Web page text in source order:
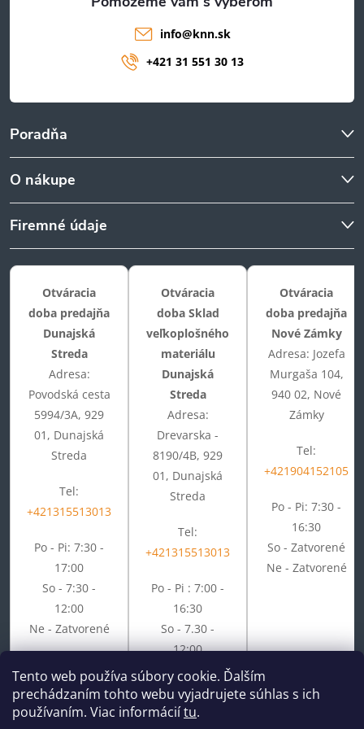
Tento web používa súbory cookie. Ďalším
prechádzaním tohto webu vyjadrujete súhlas s ich
používaním. Viac informáciítu.
Poradňa
O nákupe
Firemné údaje
info@knn.sk
+421 31 551 30 13
Otváracia
doba predajňa
Dunajská
Streda
Adresa:
Povodská cesta
5994/3A, 929
01, Dunajská
Streda
Tel:
+421315513013
Po - Pi: 7:30 -
17:00
So - 7:30 -
12:00
Ne - Zatvorené
Otváracia
doba Sklad
veľkoplošného
materiálu
Dunajská
Streda
Adresa:
Drevarska -
8190/4B, 929
01, Dunajská
Streda
Tel:
+421315513013
Po - Pi : 7:00 -
16:30
So - 7.30 -
12:00
Ne - Zatvorené
Otváracia
doba predajňa
Nové Zámky
Adresa: Jozefa
Murgaša 104,
940 02, Nové
Zámky
Tel:
+421904152105
Po - Pi: 7:30 -
16:30
So - Zatvorené
Ne - Zatvorené